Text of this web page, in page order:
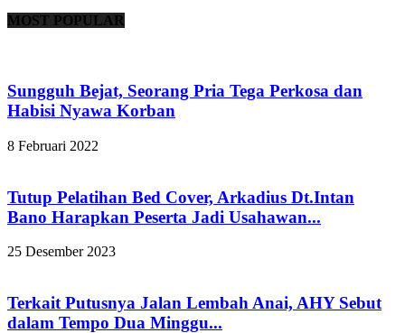
MOST POPULAR
Sungguh Bejat, Seorang Pria Tega Perkosa dan
Habisi Nyawa Korban
8 Februari 2022
Tutup Pelatihan Bed Cover, Arkadius Dt.Intan
Bano Harapkan Peserta Jadi Usahawan...
25 Desember 2023
Terkait Putusnya Jalan Lembah Anai, AHY Sebut
dalam Tempo Dua Minggu...